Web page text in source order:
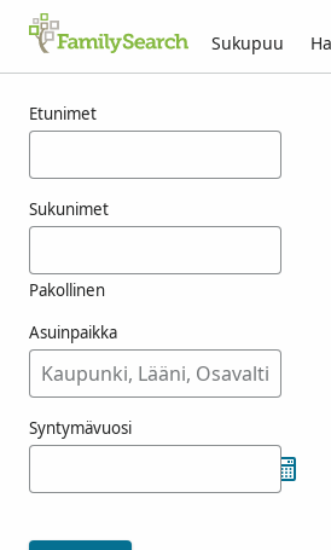
Sukupuu
Etunimet
Sukunimet
Pakollinen
Asuinpaikka
Syntymävuosi